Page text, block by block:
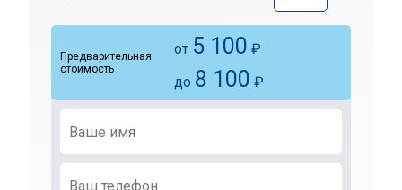
Предварительная
стоимость
от 5 100 ₽
до 8 100 ₽